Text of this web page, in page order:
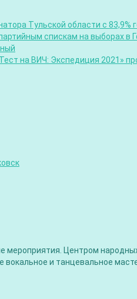
Тульской области с 83,9%
спискам на выборах в
на ВИЧ: Экспедиция 2021»
мероприятия. Центром
и танцевальное